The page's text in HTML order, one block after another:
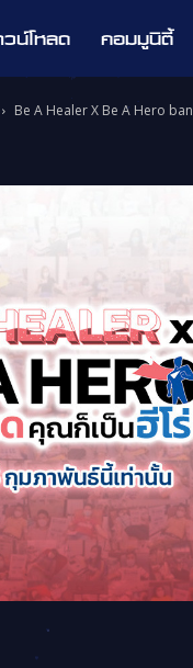
น์โหลด คอมมูนิตี้
Be A Healer X Be A Hero ban